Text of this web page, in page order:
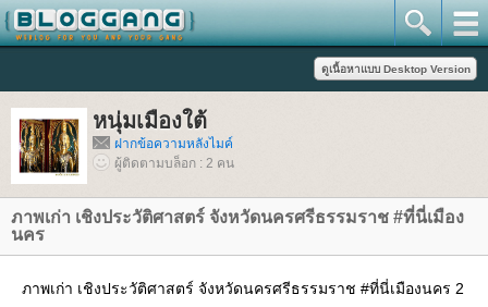
หนุ่มเมืองใต้
ฝากข้อความหลังไมค์
ผู้ติดตามบล็อก : 2 คน
ภาพเก่า เชิงประวัติศาสตร์ จังหวัดนครศรีธรรมราช #ที่นี่เมือง
นคร
ภาพเก่า เชิงประวัติศาสตร์ จังหวัดนครศรีธรรมราช #ที่นี่เมืองนคร 2